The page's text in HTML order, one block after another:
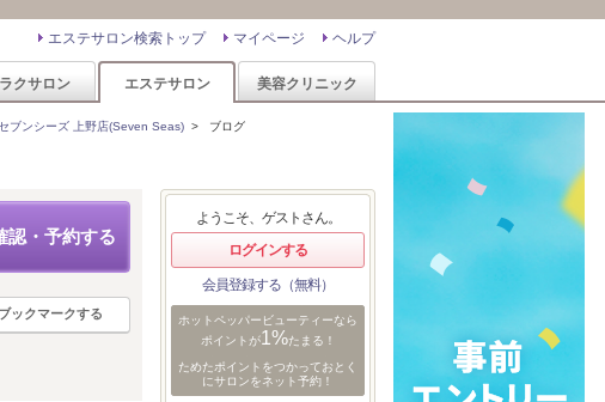
ヘルプ
マイページ
エステサロン検索トップ
クサロン エステサロン 美容クリニック
ブンシーズ 上野店(Seven Seas) > ブログ
認・予約する
ブックマークする
ようこそ、ゲストさん。
ログインする
会員登録する（無料）
ホットペッパービューティーなら
ポイントが1%たまる！
ためたポイントをつかっておとく
にサロンをネット予約！